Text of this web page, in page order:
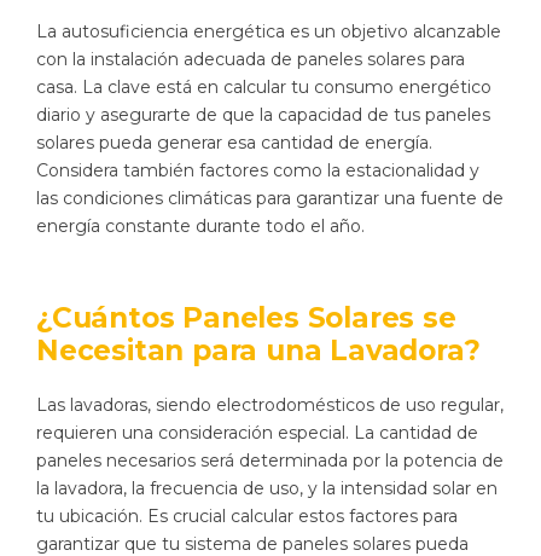
La autosuficiencia energética es un objetivo alcanzable
con la instalación adecuada de paneles solares para
casa. La clave está en calcular tu consumo energético
diario y asegurarte de que la capacidad de tus paneles
solares pueda generar esa cantidad de energía.
Considera también factores como la estacionalidad y
las condiciones climáticas para garantizar una fuente de
energía constante durante todo el año.
¿Cuántos Paneles Solares se
Necesitan para una Lavadora?
Las lavadoras, siendo electrodomésticos de uso regular,
requieren una consideración especial. La cantidad de
paneles necesarios será determinada por la potencia de
la lavadora, la frecuencia de uso, y la intensidad solar en
tu ubicación. Es crucial calcular estos factores para
garantizar que tu sistema de paneles solares pueda